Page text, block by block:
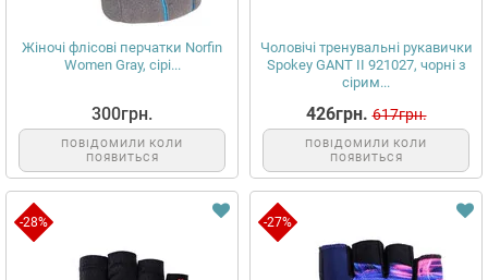
Жіночі флісові перчатки Norfin
Women Gray, сірі...
300грн.
ПОВІДОМИЛИ КОЛИ
ПОЯВИТЬСЯ
Чоловічі тренувальні рукавички
Spokey GANT II 921027, чорні з
сірим...
426грн. 617грн.
ПОВІДОМИЛИ КОЛИ
ПОЯВИТЬСЯ
-28% -27%